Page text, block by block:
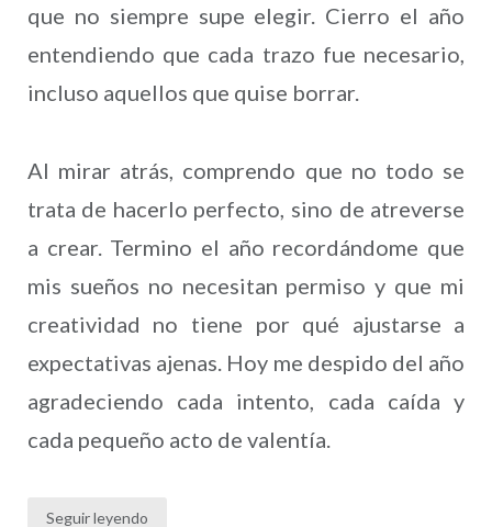
que no siempre supe elegir. Cierro el año
entendiendo que cada trazo fue necesario,
incluso aquellos que quise borrar.
Al mirar atrás, comprendo que no todo se
trata de hacerlo perfecto, sino de atreverse
a crear. Termino el año recordándome que
mis sueños no necesitan permiso y que mi
creatividad no tiene por qué ajustarse a
expectativas ajenas. Hoy me despido del año
agradeciendo cada intento, cada caída y
cada pequeño acto de valentía.
Seguir leyendo